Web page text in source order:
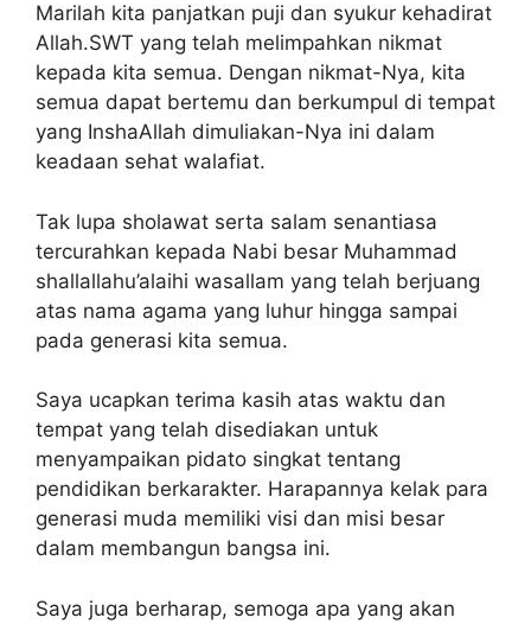
Marilah kita panjatkan puji dan syukur kehadirat
Allah.SWT yang telah melimpahkan nikmat
kepada kita semua. Dengan nikmat-Nya, kita
semua dapat bertemu dan berkumpul di tempat
yang InshaAllah dimuliakan-Nya ini dalam
keadaan sehat walafiat.
Tak lupa sholawat serta salam senantiasa
tercurahkan kepada Nabi besar Muhammad
shallallahu’alaihi wasallam yang telah berjuang
atas nama agama yang luhur hingga sampai
pada generasi kita semua.
Saya ucapkan terima kasih atas waktu dan
tempat yang telah disediakan untuk
menyampaikan pidato singkat tentang
pendidikan berkarakter. Harapannya kelak para
generasi muda memiliki visi dan misi besar
dalam membangun bangsa ini.
Saya juga berharap, semoga apa yang akan